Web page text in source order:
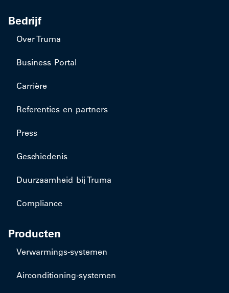
Bedrijf
Over Truma
Business Portal
Carrière
Referenties en partners
Press
Geschiedenis
Duurzaamheid bij Truma
Compliance
Producten
​Verwarmings-systemen
​Airconditioning-systemen